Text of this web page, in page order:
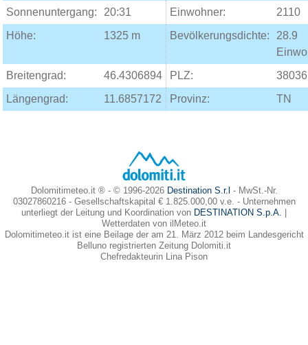
Sonnenuntergang:
20:31 Einwohner:
2110
Höhe:
1325 m Bevölkerungsdichte:
28.9
Breitengrad:
46.4306894 PLZ:
38036
Längengrad:
11.6857172 Provinz: TN
Dolomitimeteo.it ® - © 1996-2026 Destination S.r.l - MwSt.-Nr.
03027860216 - Gesellschaftskapital € 1.825.000,00 v.e. - Unternehmen
unterliegt der Leitung und Koordination von DESTINATION S.p.A.
Wetterdaten von ilMeteo.it
Dolomitimeteo.it ist eine Beilage der am 21. März 2012 beim Landesgericht
Belluno registrierten Zeitung Dolomiti.it
Chefredakteurin Lina Pison